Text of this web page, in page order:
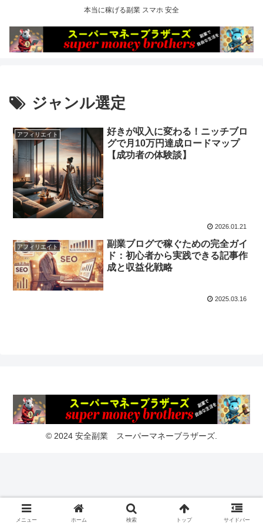
本当に稼げる副業 スマホ 安全
ジャンル選定
アフィリエイト
好きが収入に変わる！ニッチブロ
グで月10万円達成ロードマップ
【成功者の体験談】
2026.01.21
アフィリエイト
副業ブログで稼ぐための完全ガイ
ド：初心者から実践できる記事作
成と収益化戦略
2025.03.16
© 2024 安全副業 スーパーマネーブラザーズ.
メニュー ホーム 検索 トップ サイドバー